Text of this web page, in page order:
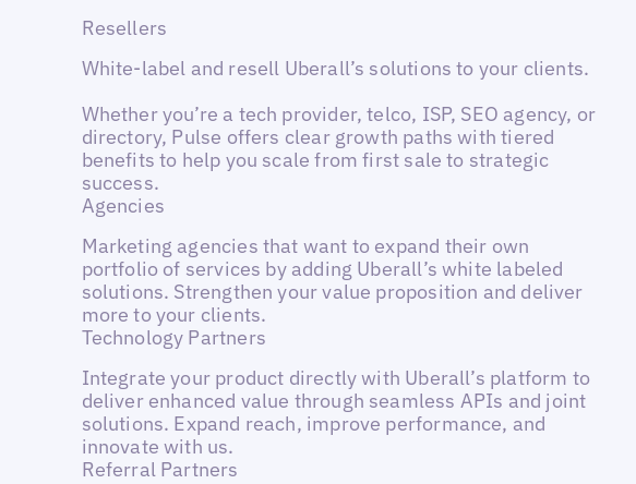
Resellers
White-label and resell Uberall’s solutions to your clients.
Whether you’re a tech provider, telco, ISP, SEO agency, or
directory, Pulse offers clear growth paths with tiered
benefits to help you scale from first sale to strategic
success.
Agencies
Marketing agencies that want to expand their own
portfolio of services by adding Uberall’s white labeled
solutions. Strengthen your value proposition and deliver
more to your clients.
Technology Partners
Integrate your product directly with Uberall’s platform to
deliver enhanced value through seamless APIs and joint
solutions. Expand reach, improve performance, and
innovate with us.
Referral Partners